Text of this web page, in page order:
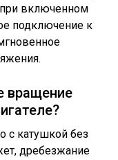
включенном
подключение к
вращение
с катушкой без
дребезжание